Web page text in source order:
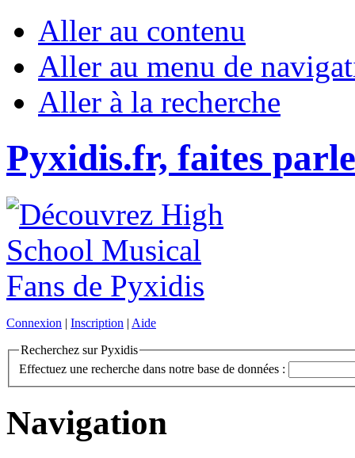
Aller au contenu
Aller au menu de
Aller à la recherche
Pyxidis.fr, faites
Connexion | Inscription | Aide
Recherchez sur Pyxidis
Effectuez une recherche dans notre base de données :
Navigation